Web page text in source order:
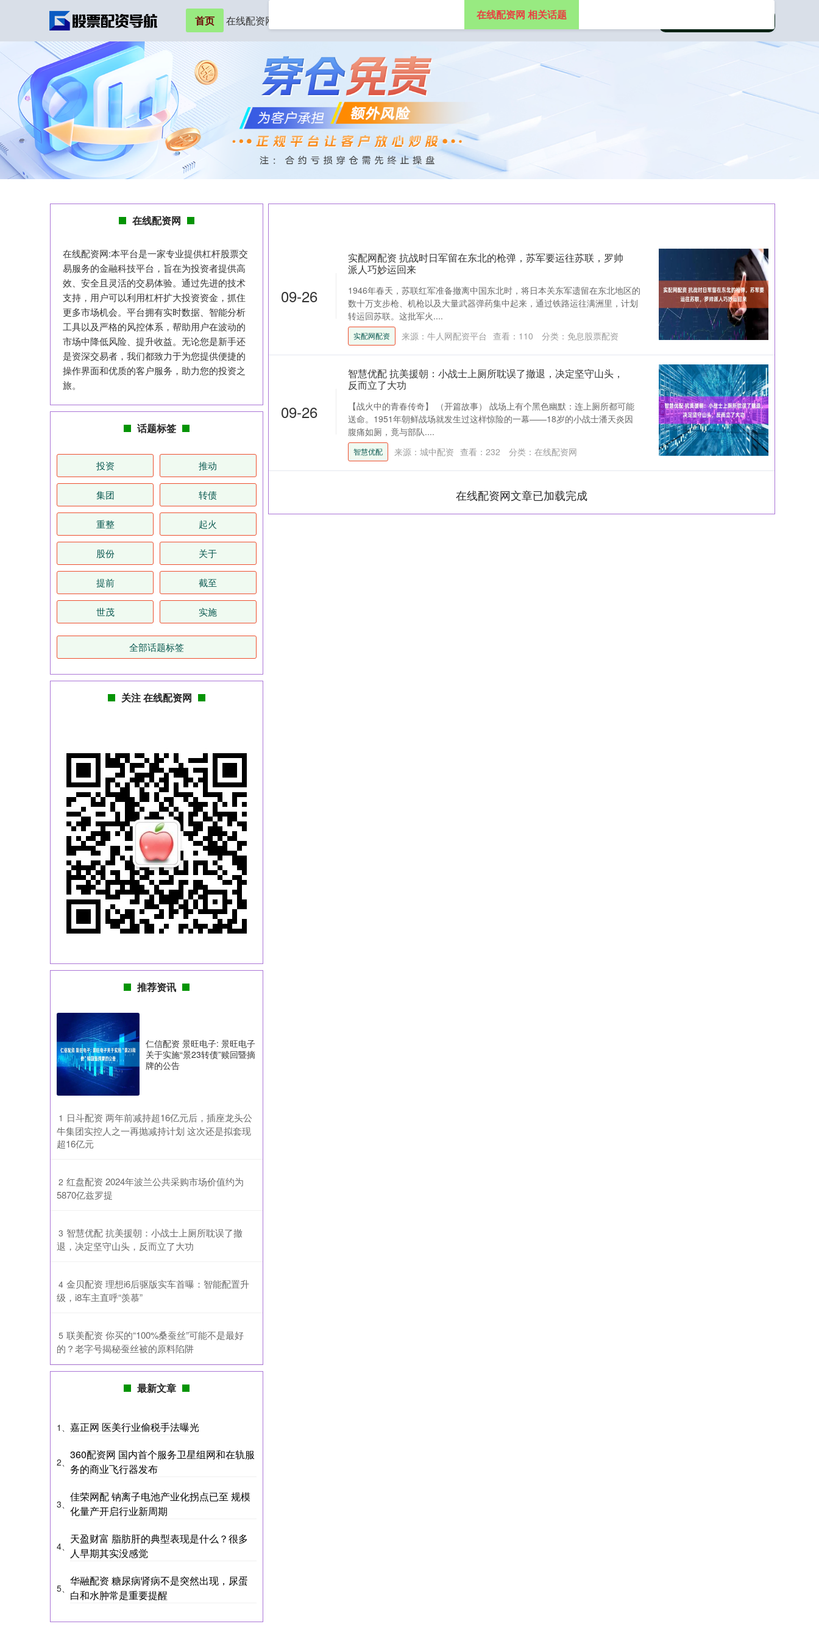
首页 在线配资网 在线配资网 相关话题
09-26
实配网配资 抗战时日军留在东北的枪弹，苏军要运往苏联，罗帅
派人巧妙运回来
1946年春天，苏联红军准备撤离中国东北时，将日本关东军遗留在东北地区的
数十万支步枪、机枪以及大量武器弹药集中起来，通过铁路运往满洲里，计划
转运回苏联。这批军火....
实配网配资 来源：牛人网配资平台 查看： 110 分类： 免息股票配资
09-26
智慧优配 抗美援朝：小战士上厕所耽误了撤退，决定坚守山头，
反而立了大功
【战火中的青春传奇】 （开篇故事） 战场上有个黑色幽默：连上厕所都可能
送命。1951年朝鲜战场就发生过这样惊险的一幕——18岁的小战士潘天炎因
腹痛如厕，竟与部队....
智慧优配 来源：城中配资 查看： 232 分类： 在线配资网
在线配资网文章已加载完成
在线配资网
在线配资网:本平台是一家专业提供杠杆股票交
易服务的金融科技平台，旨在为投资者提供高
效、安全且灵活的交易体验。通过先进的技术
支持，用户可以利用杠杆扩大投资资金，抓住
更多市场机会。平台拥有实时数据、智能分析
工具以及严格的风控体系，帮助用户在波动的
市场中降低风险、提升收益。无论您是新手还
是资深交易者，我们都致力于为您提供便捷的
操作界面和优质的客户服务，助力您的投资之
旅。
话题标签
投资 推动
集团 转债
重整 起火
股份 关于
提前 截至
世茂 实施
全部话题标签
关注 在线配资网
推荐资讯
仁信配资 景旺电子: 景旺电子
关于实施“景23转债”赎回暨摘
牌的公告
1 ​日斗配资 两年前减持超16亿元后，插座龙头公
牛集团实控人之一再抛减持计划 这次还是拟套现
超16亿元
2 ​红盘配资 2024年波兰公共采购市场价值约为
5870亿兹罗提
3 ​智慧优配 抗美援朝：小战士上厕所耽误了撤
退，决定坚守山头，反而立了大功
4 ​金贝配资 理想i6后驱版实车首曝：智能配置升
级，i8车主直呼“羡慕”
5 ​联美配资 你买的“100%桑蚕丝”可能不是最好
的？老字号揭秘蚕丝被的原料陷阱
最新文章
1、 嘉正网 医美行业偷税手法曝光
2、
360配资网 国内首个服务卫星组网和在轨服
务的商业飞行器发布
3、
佳荣网配 钠离子电池产业化拐点已至 规模
化量产开启行业新周期
4、
天盈财富 脂肪肝的典型表现是什么？很多
人早期其实没感觉
5、
华融配资 糖尿病肾病不是突然出现，尿蛋
白和水肿常是重要提醒